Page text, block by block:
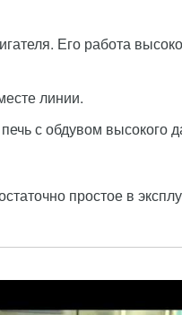
Его работа
линии.
с обдувом
простое в